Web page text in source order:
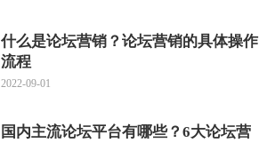
什么是论坛营销？论坛营销的具体操作
流程
2022-09-01
国内主流论坛平台有哪些？6大论坛营